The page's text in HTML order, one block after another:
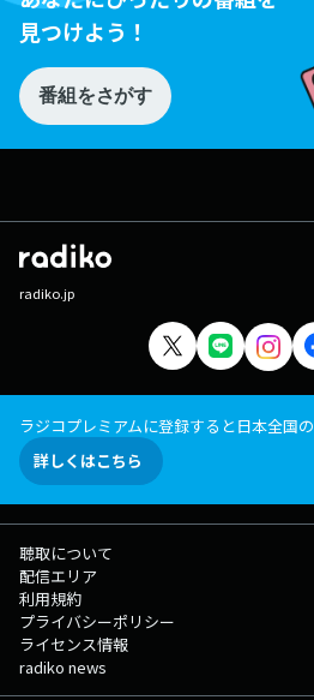
見つけよう！
番組をさがす
radiko.jp
ラジコプレミアムに登録すると日本全国
詳しくはこちら
聴取について
配信エリア
利用規約
プライバシーポリシー
ライセンス情報
radiko news